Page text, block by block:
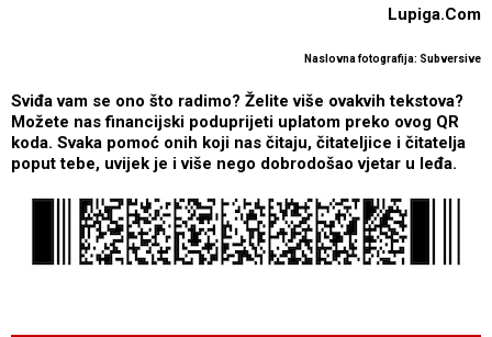
Lupiga.Com
Naslovna fotografija: Subversive
Sviđa vam se ono što radimo? Želite više ovakvih tekstova?
Možete nas financijski poduprijeti uplatom preko ovog QR
koda. Svaka pomoć onih koji nas čitaju, čitateljice i čitatelja
poput tebe, uvijek je i više nego dobrodošao vjetar u leđa.